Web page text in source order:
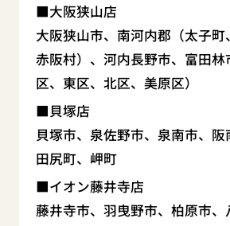
大阪狭山店
大阪狭山市、南河内郡（太子
赤阪村）、河内長野市、富田林
区、東区、北区、美原区）
貝塚店
貝塚市、泉佐野市、泉南市、阪
田尻町、岬町
イオン藤井寺店
藤井寺市、羽曳野市、柏原市